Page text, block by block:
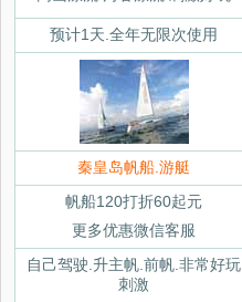
预计1天.全年无限次使用
秦皇岛帆船.游艇
帆船120打折60起元
更多优惠微信客服
自己驾驶.升主帆.前帆.非常好玩
刺激